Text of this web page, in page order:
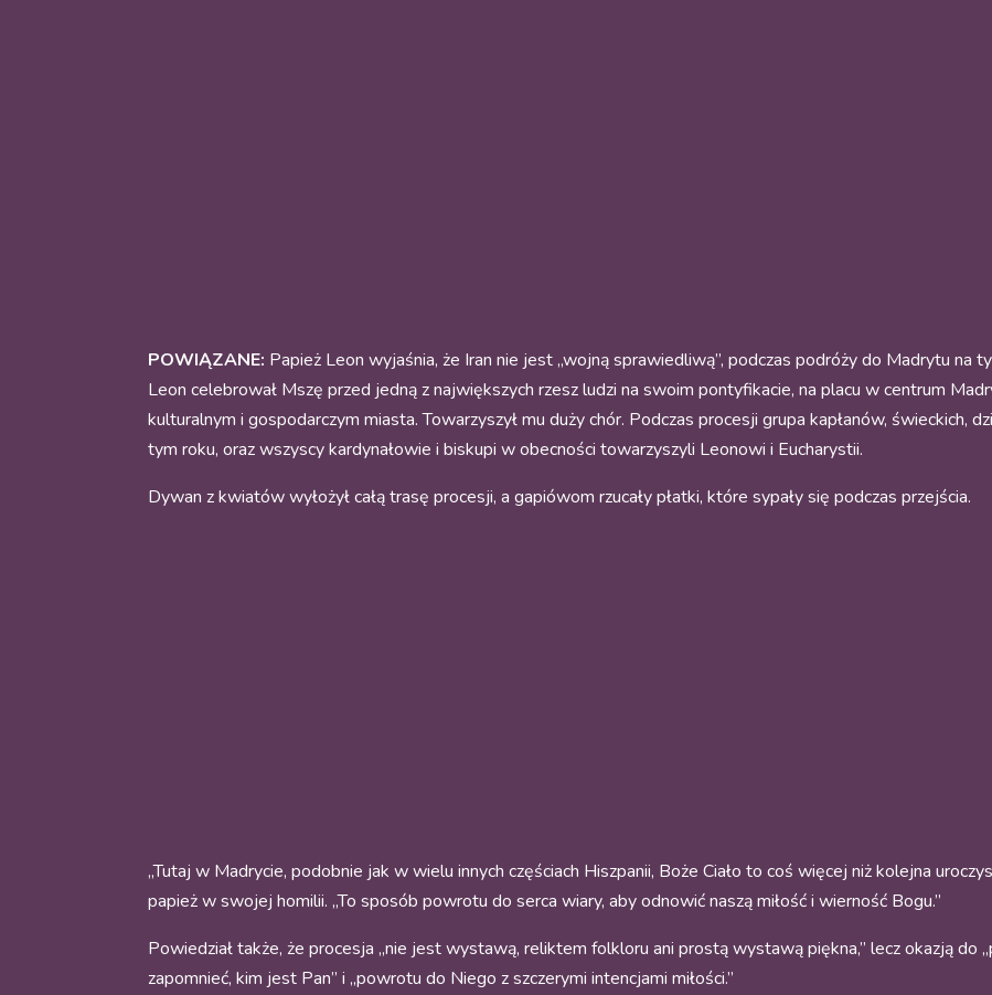
POWIĄZANE: Papież Leon wyjaśnia, że Iran nie jest „wojną sprawiedliwą”, podczas podróży do Madrytu na
Leon celebrował Mszę przed jedną z największych rzesz ludzi na swoim pontyfikacie, na placu w centrum
kulturalnym i gospodarczym miasta. Towarzyszył mu duży chór. Podczas procesji grupa kapłanów, świeckich,
tym roku, oraz wszyscy kardynałowie i biskupi w obecności towarzyszyli Leonowi i Eucharystii.
Dywan z kwiatów wyłożył całą trasę procesji, a gapiówom rzucały płatki, które sypały się podczas przejścia.
„Tutaj w Madrycie, podobnie jak w wielu innych częściach Hiszpanii, Boże Ciało to coś więcej niż kolejna
papież w swojej homilii. „To sposób powrotu do serca wiary, aby odnowić naszą miłość i wierność Bogu.”
Powiedział także, że procesja „nie jest wystawą, reliktem folkloru ani prostą wystawą piękna,” lecz okazją do
zapomnieć, kim jest Pan” i „powrotu do Niego z szczerymi intencjami miłości.”